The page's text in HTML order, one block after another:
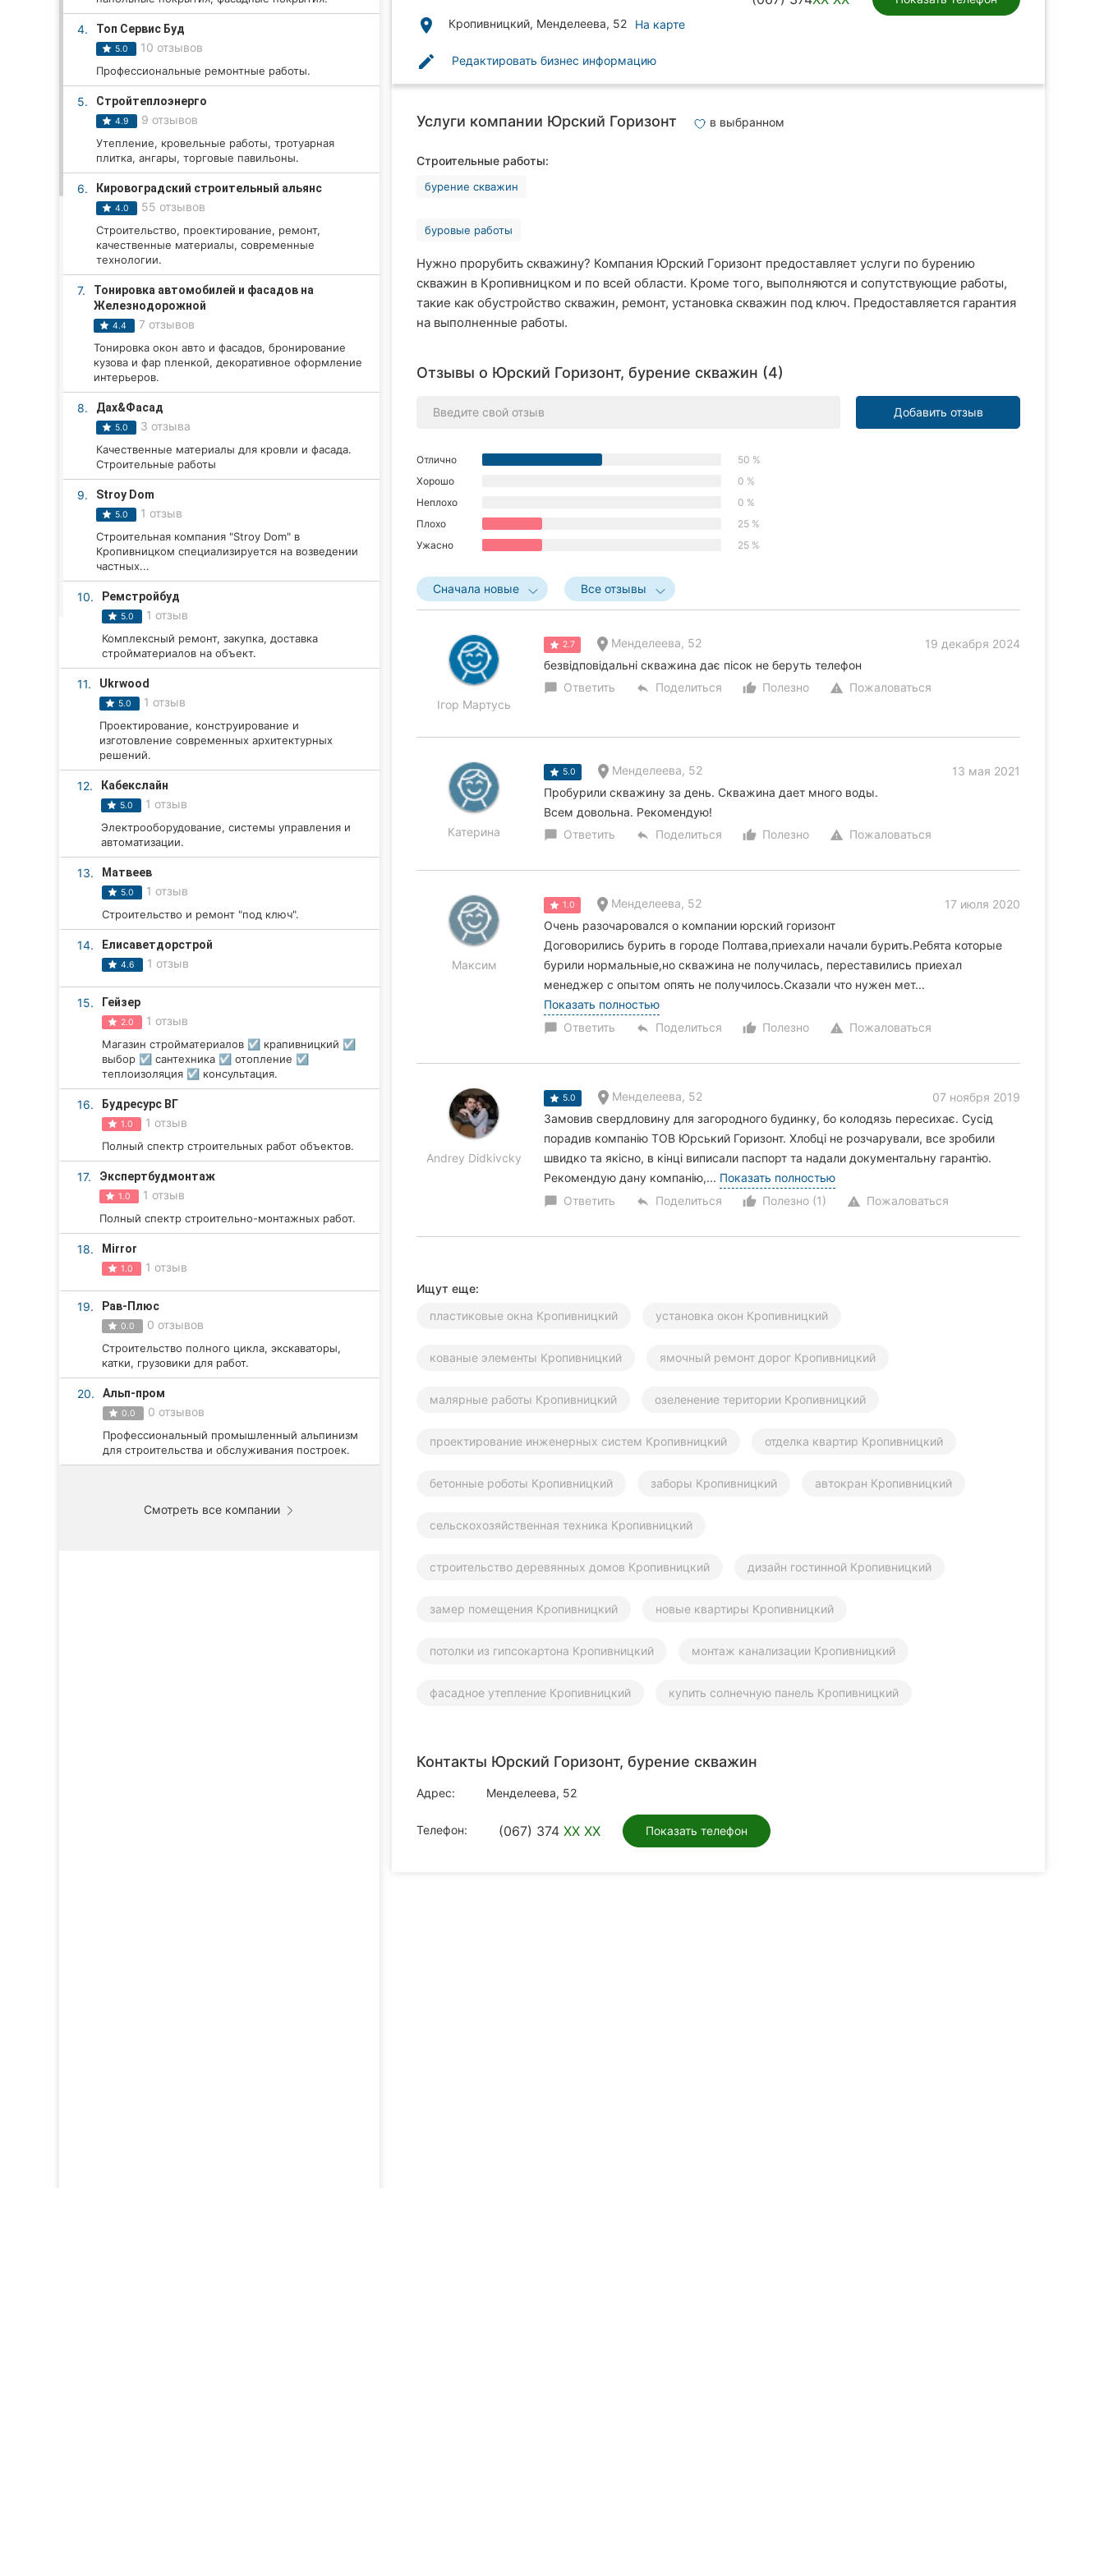
Все города:
Кропивницкий
Тернополь
Хмельницкий
Запорожье
Львов
Херсон
Черкассы
Ивано-Франковск
Ужгород
4. Топ Сервис Буд
5.0 10 отзывов
Профессиональные ремонтные работы.
5. Стройтеплоэнерго
4.9 9 отзывов
Утепление, кровельные работы, тротуарная
плитка, ангары, торговые павильоны.
6. Кировоградский строительный альянс
4.0 55 отзывов
Строительство, проектирование, ремонт,
качественные материалы, современные
технологии.
7.
Тонировка автомобилей и фасадов на
Железнодорожной
4.4 7 отзывов
Тонировка окон авто и фасадов, бронирование
кузова и фар пленкой, декоративное оформление
интерьеров.
8. Дах&Фасад
5.0 3 отзыва
Качественные материалы для кровли и фасада.
Строительные работы
9. Stroy Dom
5.0 1 отзыв
Строительная компания "Stroy Dom" в
Кропивницком специализируется на возведении
частных...
10. Ремстройбуд
5.0 1 отзыв
Комплексный ремонт, закупка, доставка
стройматериалов на объект.
11. Ukrwood
5.0 1 отзыв
Проектирование, конструирование и
изготовление современных архитектурных
решений.
12. Кабекслайн
5.0 1 отзыв
Электрооборудование, системы управления и
автоматизации.
13. Матвеев
5.0 1 отзыв
Строительство и ремонт "под ключ".
14. Елисаветдорстрой
4.6 1 отзыв
15. Гейзер
2.0 1 отзыв
Магазин стройматериалов ☑️ крапивницкий ☑️
выбор ☑️ сантехника ☑️ отопление ☑️
теплоизоляция ☑️ консультация.
16. Будресурс ВГ
1.0 1 отзыв
Полный спектр строительных работ объектов.
17. Экспертбудмонтаж
1.0 1 отзыв
Полный спектр строительно-монтажных работ.
18. Mirror
1.0 1 отзыв
19. Рав-Плюс
0.0 0 отзывов
Строительство полного цикла, экскаваторы,
катки, грузовики для работ.
20. Альп-пром
0.0 0 отзывов
Профессиональный промышленный альпинизм
для строительства и обслуживания построек.
Смотреть все компании
place Кропивницкий, Менделеева, 52 На карте
edit Редактировать бизнес информацию
Услуги компании Юрский Горизонт в выбранном
Строительные работы:
бурение скважин
буровые работы
Нужно прорубить скважину? Компания Юрский Горизонт предоставляет услуги по бурению
скважин в Кропивницком и по всей области. Кроме того, выполняются и сопутствующие работы,
такие как обустройство скважин, ремонт, установка скважин под ключ. Предоставляется гарантия
на выполненные работы.
Отзывы о Юрский Горизонт, бурение скважин (4)
Добавить отзыв
Отлично
50 %
Хорошо
0 %
Неплохо
0 %
Плохо
25 %
Ужасно
25 %
Сначала новые Все отзывы
Ігор Мартусь
2.7 Менделеева, 52
19 декабря 2024
безвідповідальні скважина дає пісок не беруть телефон
chat_bubble Ответить reply Поделиться thumb_up_alt
Полезно warning Пожаловаться
Катерина
5.0 Менделеева, 52
13 мая 2021
Пробурили скважину за день. Скважина дает много воды.
Всем довольна. Рекомендую!
chat_bubble Ответить reply Поделиться thumb_up_alt
Полезно warning Пожаловаться
Максим
1.0 Менделеева, 52
17 июля 2020
Очень разочаровался о компании юрский горизонт
Договорились бурить в городе Полтава,приехали начали бурить.Ребята которые
бурили нормальные,но скважина не получилась, переставились приехал
менеджер с опытом опять не получилось.Сказали что нужен мет...
Показать полностью
chat_bubble Ответить reply Поделиться thumb_up_alt
Полезно warning Пожаловаться
Andrey Didkivcky
5.0 Менделеева, 52
07 ноября 2019
Замовив свердловину для загородного будинку, бо колодязь пересихає. Сусід
порадив компанію ТОВ Юрський Горизонт. Хлобці не розчарували, все зробили
швидко та якісно, в кінці виписали паспорт та надали документальну гарантію.
Рекомендую дану компанію,... Показать полностью
chat_bubble Ответить reply Поделиться thumb_up_alt
Полезно (1) warning Пожаловаться
Ищут еще:
пластиковые окна Кропивницкий
установка окон Кропивницкий
кованые элементы Кропивницкий ямочный ремонт дорог Кропивницкий
малярные работы Кропивницкий озеленение територии Кропивницкий
проектирование инженерных систем Кропивницкий отделка квартир Кропивницкий
бетонные роботы Кропивницкий заборы Кропивницкий автокран Кропивницкий
сельскохозяйственная техника Кропивницкий
строительство деревянных домов Кропивницкий дизайн гостинной Кропивницкий
замер помещения Кропивницкий новые квартиры Кропивницкий
потолки из гипсокартона Кропивницкий монтаж канализации Кропивницкий
фасадное утепление Кропивницкий купить солнечную панель Кропивницкий
Контакты Юрский Горизонт, бурение скважин
Адрес: Менделеева, 52
Телефон: (067) 374 XX XX Показать телефон